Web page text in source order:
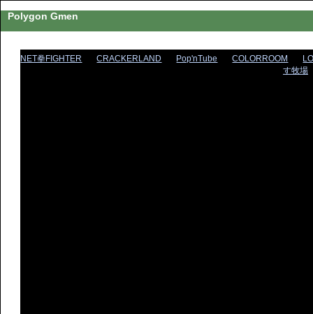
Polygon Gmen
NET拳FIGHTER CRACKERLAND Pop'nTube COLORROOM
す牧場